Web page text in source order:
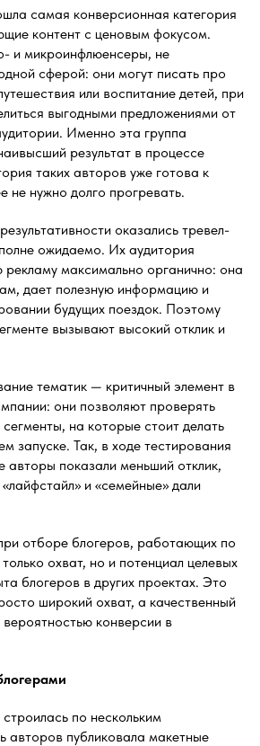
самая конверсионная категория
контент с ценовым фокусом.
и микроинфлюенсеры, не
сферой: они могут писать про
или воспитание детей, при
выгодными предложениями от
Именно эта группа
результат в процессе
таких авторов уже готова к
не нужно долго прогревать.
оказались тревел-
ожидаемо. Их аудитория
рекламу максимально органично: она
дает полезную информацию и
будущих поездок. Поэтому
вызывают высокий отклик и
тематик — критичный элемент в
они позволяют проверять
сегменты, на которые стоит делать
запуске. Так, в ходе тестирования
авторы показали меньший отклик,
и «семейные» дали
отборе блогеров, работающих по
охват, но и потенциал целевых
блогеров в других проектах. Это
широкий охват, а качественный
конверсии в
по нескольким
авторов публиковала макетные